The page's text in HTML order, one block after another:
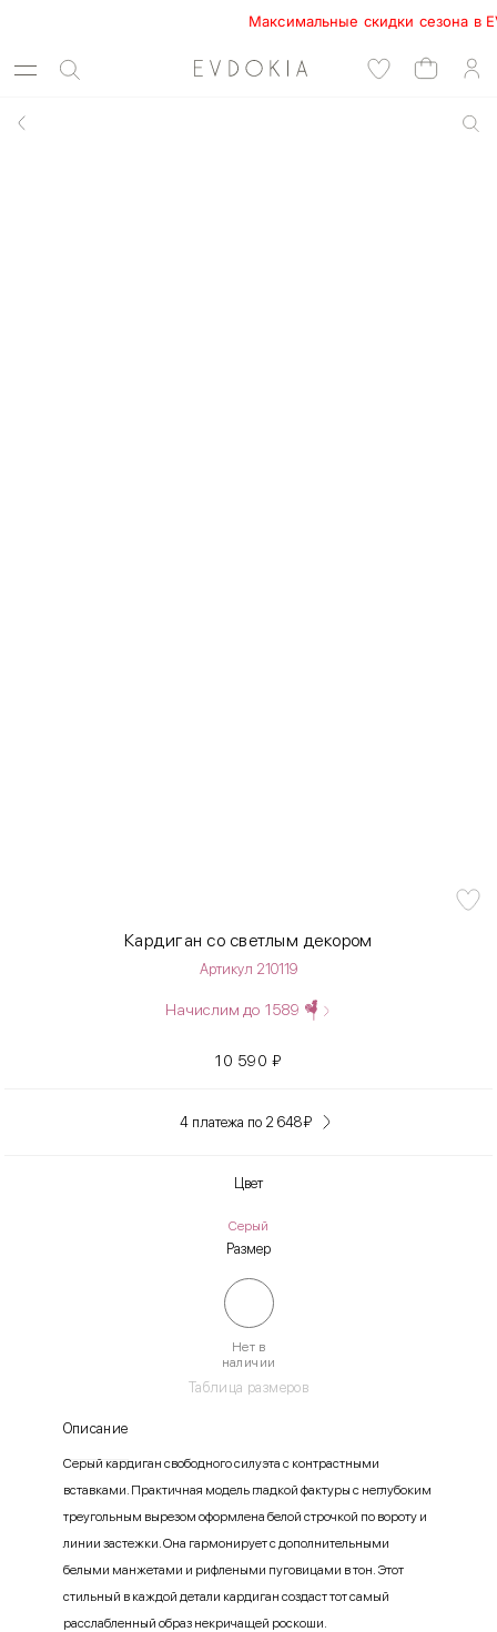
Максимальные скидки сезона в
Кардиган со светлым декором
Артикул 210119
Начислим до 1589
10 590₽
4 платежа по 2 648₽
Цвет
Серый
Размер
Таблица размеров
Нет в
наличии
Описание
Серый кардиган свободного силуэта с контрастными
вставками. Практичная модель гладкой фактуры с неглубоким
треугольным вырезом оформлена белой строчкой по вороту и
линии застежки. Она гармонирует с дополнительными
белыми манжетами и рифлеными пуговицами в тон. Этот
стильный в каждой детали кардиган создаст тот самый
расслабленный образ некричащей роскоши.